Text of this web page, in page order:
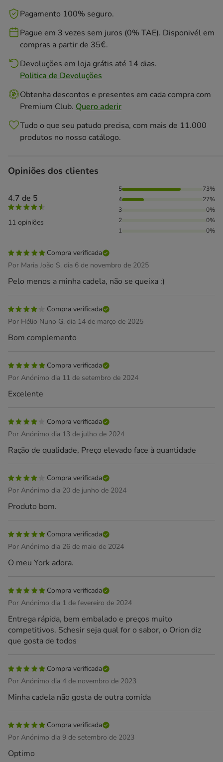
Pagamento 100% seguro.
Pague em 3 vezes sem juros (0% TAE). Disponivél em
compras a partir de 35€.
Devoluções em loja grátis até 14 dias.
Politica de Devoluções
Obtenha descontos e presentes em cada compra com
Premium Club. Quero aderir
Tudo o que seu patudo precisa, com mais de 11.000
produtos no nosso catálogo.
Opiniões dos clientes
4.7 de 5
11 opiniões
73% das pessoas avaliaram com 5 estrelas, 27% das
5
73%
4
27%
3
0%
2
0%
1
0%
Compra verificada
Por Maria João S. dia 6 de novembro de 2025
Pelo menos a minha cadela, não se queixa :)
Compra verificada
Por Hélio Nuno G. dia 14 de março de 2025
Bom complemento
Compra verificada
Por Anónimo dia 11 de setembro de 2024
Excelente
Compra verificada
Por Anónimo dia 13 de julho de 2024
Ração de qualidade, Preço elevado face à quantidade
Compra verificada
Por Anónimo dia 20 de junho de 2024
Produto bom.
Compra verificada
Por Anónimo dia 26 de maio de 2024
O meu York adora.
Compra verificada
Por Anónimo dia 1 de fevereiro de 2024
Entrega rápida, bem embalado e preços muito
competitivos. Schesir seja qual for o sabor, o Orion diz
que gosta de todos
Compra verificada
Por Anónimo dia 4 de novembro de 2023
Minha cadela não gosta de outra comida
Compra verificada
Por Anónimo dia 9 de setembro de 2023
Optimo